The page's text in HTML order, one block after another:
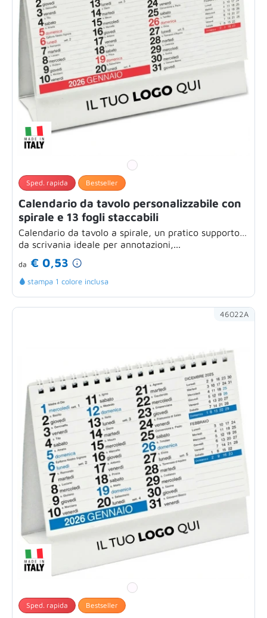
Sped. rapida Bestseller
Calendario da tavolo personalizzabile con
spirale e 13 fogli staccabili
Calendario da tavolo a spirale, un pratico supporto
da scrivania ideale per annotazioni,...
da € 0,53
stampa 1 colore inclusa
46022A
Sped. rapida Bestseller